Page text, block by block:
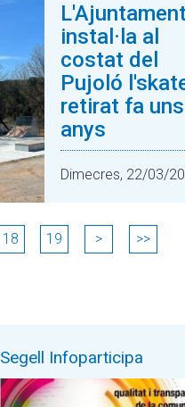
instal·la al
costat del
Pujoló
retirat fa uns
anys
Dimecres, 22/03/
18 19 > >>
Segell Infoparticipa